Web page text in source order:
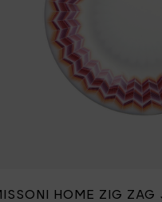
HOME ZIG